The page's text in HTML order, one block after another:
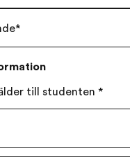
*
till studenten *